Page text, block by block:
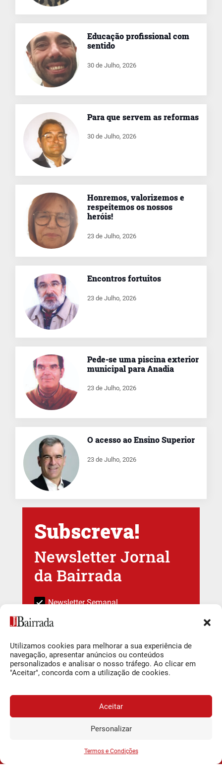
Utilizamos cookies para melhorar a sua experiência de
navegação, apresentar anúncios ou conteúdos
personalizados e analisar o nosso tráfego. Ao clicar em
"Aceitar", concorda com a utilização de cookies.
Aceitar
Personalizar
Termos e Condições
Deixar um comentário
Tem deiniciar a sessãopara publicar um comentário.
Educação profissional com
sentido
30 de Julho, 2026
Para que servem as reformas
30 de Julho, 2026
Honremos, valorizemos e
respeitemos os nossos
heróis!
23 de Julho, 2026
Encontros fortuitos
23 de Julho, 2026
Pede-se uma piscina exterior
municipal para Anadia
23 de Julho, 2026
O acesso ao Ensino Superior
23 de Julho, 2026
Subscreva!
Newsletter Jornal
da Bairrada
Newsletter Semanal
Ao subscrever está a indicar que leu e compreendeu a nossa
Política de Privacidade e Termos de uso.
0,34€/semana